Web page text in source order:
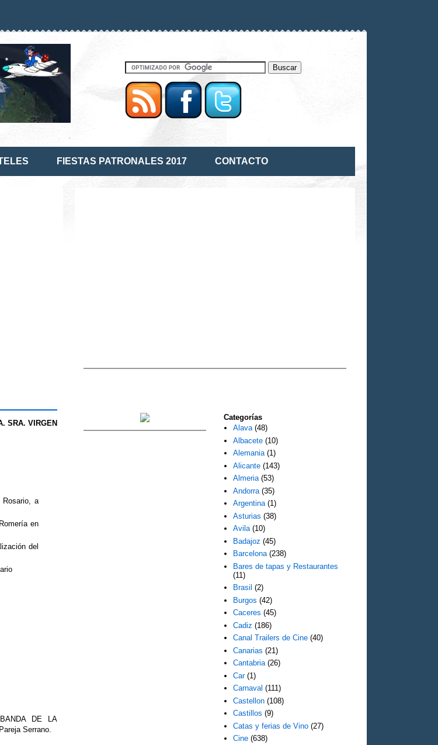
FIESTAS PATRONALES 2017 CONTACTO
SRA. VIRGEN
a
en
del
DE LA
Serrano.
Categorías
Alava (48)
Albacete (10)
Alemania (1)
Alicante (143)
Almeria (53)
Andorra (35)
Argentina (1)
Asturias (38)
Avila (10)
Badajoz (45)
Barcelona (238)
Bares de tapas y Restaurantes
(11)
Brasil (2)
Burgos (42)
Caceres (45)
Cadiz (186)
Canal Trailers de Cine (40)
Canarias (21)
Cantabria (26)
Car (1)
Carnaval (111)
Castellon (108)
Castillos (9)
Catas y ferias de Vino (27)
Cine (638)